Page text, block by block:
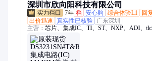
深圳市欣向阳科技有限公司
7年 档 安心购 综合体验L1
回
出价迅速
真实性已核验
广东深圳
主营： 芯片、集成IC、TI、ST、NXP、ADI、
1000p、衰减器、pcb批量、a991-2015、a999-
b140af-13、a999-3530、733910070、放大器、
25l、制pcb板、国内pcb、多层pcb、逆变器